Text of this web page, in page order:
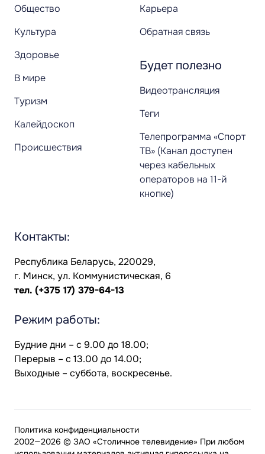
Общество
Культура
Здоровье
В мире
Туризм
Калейдоскоп
Происшествия
Карьера
Обратная связь
Будет полезно
Видеотрансляция
Теги
Телепрограмма «Спорт
ТВ» (Канал доступен
через кабельных
операторов на 11-й
кнопке)
Контакты:
Республика Беларусь, 220029,
г. Минск, ул. Коммунистическая, 6
тел. (+375 17) 379-64-13
Режим работы:
Будние дни – с 9.00 до 18.00;
Перерыв – с 13.00 до 14.00;
Выходные – суббота, воскресенье.
2002—2026 © ЗАО «Столичное телевидение» При любом
Политика конфиденциальности